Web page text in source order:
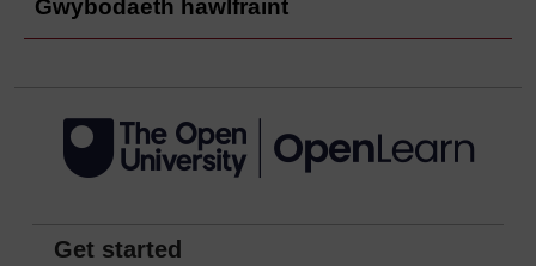
Gwybodaeth hawlfraint
Get started